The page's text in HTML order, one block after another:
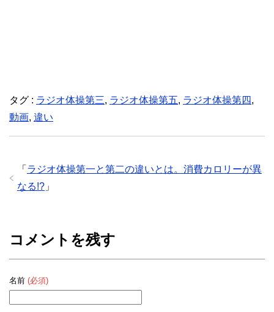
タグ : ラジオ体操第三, ラジオ体操第五, ラジオ体操第四,
動画, 違い
「 ラジオ体操第一と第二の違いとは。消費カロリーが異
なる!? 」
コメントを残す
名前 (必須)